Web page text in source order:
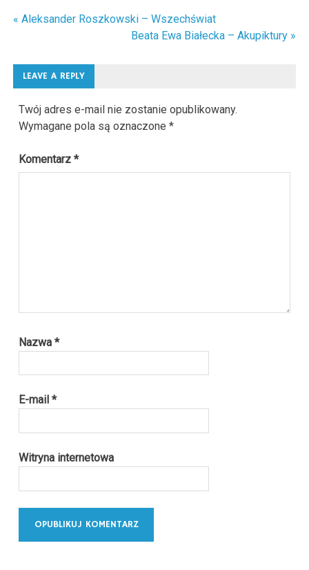
Nawigacja
« Aleksander Roszkowski – Wszechświat
Beata Ewa Białecka – Akupiktury »
LEAVE A REPLY
Twój adres e-mail nie zostanie opublikowany.
Wymagane pola są oznaczone*
Komentarz*
Nazwa*
E-mail*
Witryna internetowa